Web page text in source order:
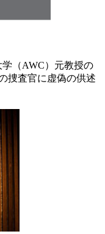
（AWC）元教授の
捜査官に虚偽の供述